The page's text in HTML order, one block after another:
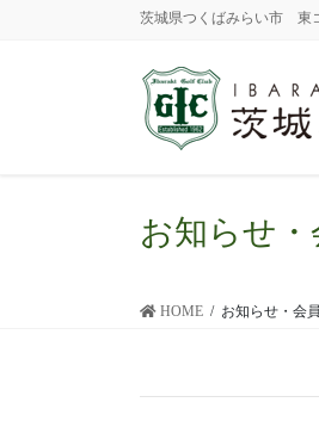
茨城県つくばみらい市 東
お知らせ・
HOME お知らせ・会